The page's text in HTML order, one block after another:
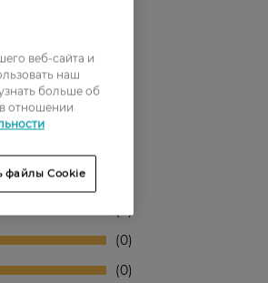
их
0
0
веб-сайта и
наш
больше об
отношении
файлы Cookie